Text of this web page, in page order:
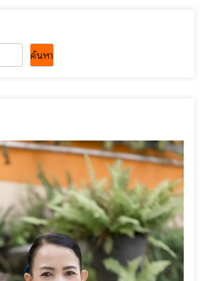
ค้นหา